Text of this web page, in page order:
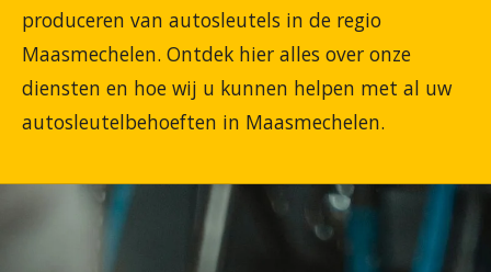
produceren van autosleutels in de regio
Maasmechelen. Ontdek hier alles over onze
diensten en hoe wij u kunnen helpen met al uw
autosleutelbehoeften in Maasmechelen.